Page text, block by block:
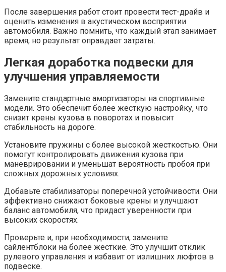
После завершения работ стоит провести тест-драйв и
оценить изменения в акустическом восприятии
автомобиля. Важно помнить, что каждый этап занимает
время, но результат оправдает затраты.
Легкая доработка подвески для
улучшения управляемости
Замените стандартные амортизаторы на спортивные
модели. Это обеспечит более жесткую настройку, что
снизит крены кузова в поворотах и повысит
стабильность на дороге.
Установите пружины с более высокой жесткостью. Они
помогут контролировать движения кузова при
маневрировании и уменьшат вероятность пробоя при
сложных дорожных условиях.
Добавьте стабилизаторы поперечной устойчивости. Они
эффективно снижают боковые крены и улучшают
баланс автомобиля, что придаст уверенности при
высоких скоростях.
Проверьте и, при необходимости, замените
сайлентблоки на более жесткие. Это улучшит отклик
рулевого управления и избавит от излишних люфтов в
подвеске.